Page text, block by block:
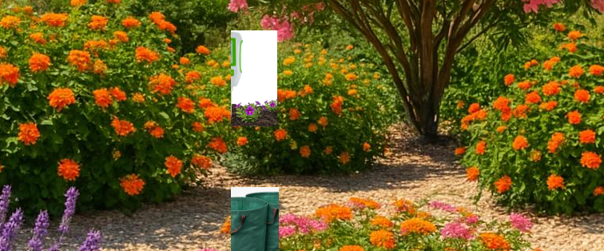
Come scegliere un misuratore
portatile di salinità del terreno
per orto e giardino in piena
estate
Sacchi riutilizzabili per sfalci e
foglie: come scegliere le
borse da giardino giuste per
l’estate